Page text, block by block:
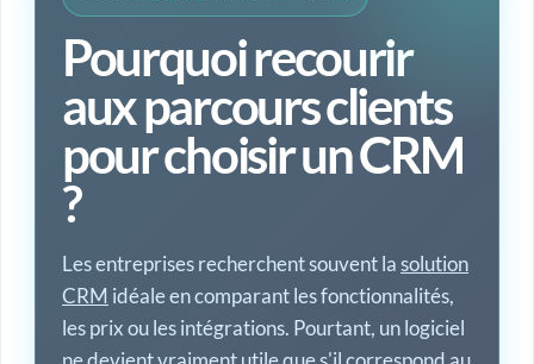
Pourquoi recourir
aux parcours clients
pour choisir un CRM
?
Les entreprises recherchent souvent lasolution
CRM idéale en comparant les fonctionnalités,
les prix ou les intégrations. Pourtant, un logiciel